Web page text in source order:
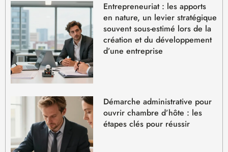
Entrepreneuriat : les apports
en nature, un levier stratégique
souvent sous-estimé lors de la
création et du développement
d’une entreprise
Démarche administrative pour
ouvrir chambre d’hôte : les
étapes clés pour réussir